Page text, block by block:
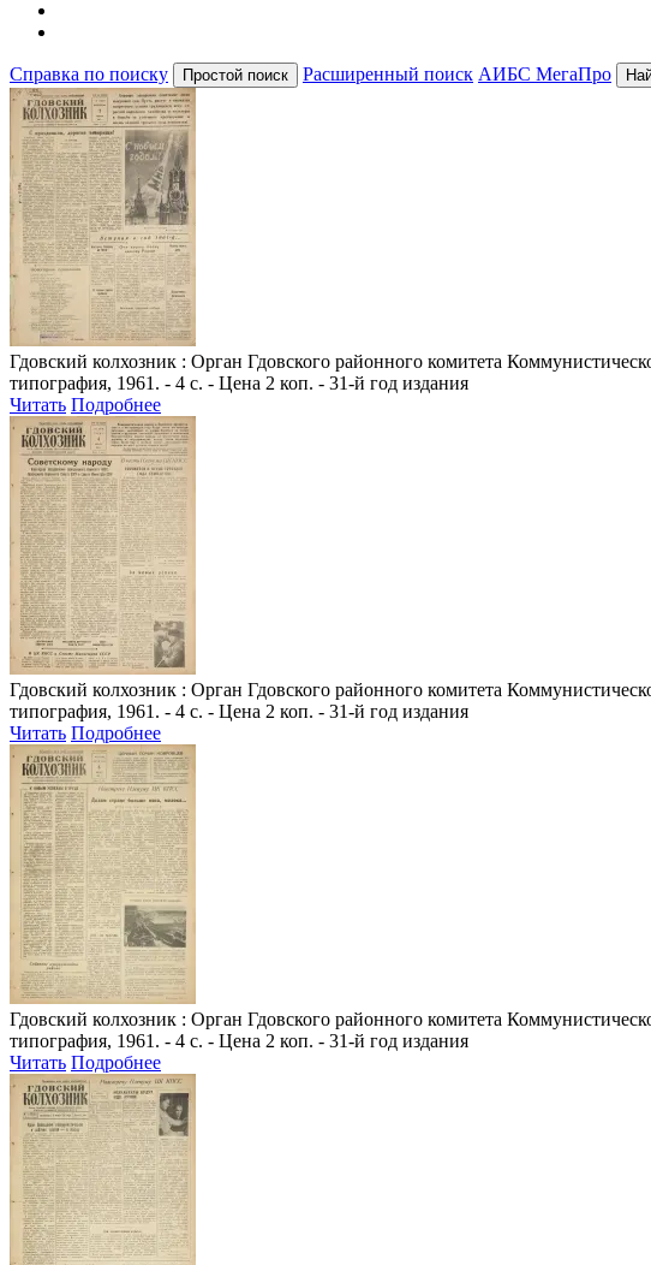
Справка по поиску Расширенный поиск АИБС МегаПро
Гдовский колхозник : Орган Гдовского районного комитета
типография, 1961. - 4 с. - Цена 2 коп. - 31-й год издания
Читать Подробнее
Гдовский колхозник : Орган Гдовского районного комитета
типография, 1961. - 4 с. - Цена 2 коп. - 31-й год издания
Читать Подробнее
Гдовский колхозник : Орган Гдовского районного комитета
типография, 1961. - 4 с. - Цена 2 коп. - 31-й год издания
Читать Подробнее